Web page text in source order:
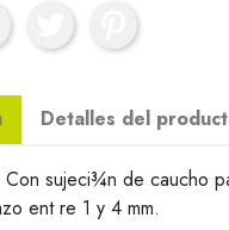
Detalles del
Con sujeci¾n de caucho
ent re 1 y 4 mm.